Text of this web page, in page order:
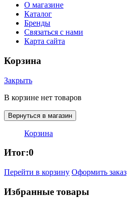
О магазине
Каталог
Бренды
Связаться с нами
Карта сайта
Корзина
Закрыть
В корзине нет товаров
Вернуться в магазин
Корзина
Итог:0
Перейти в корзину Оформить заказ
Избранные товары